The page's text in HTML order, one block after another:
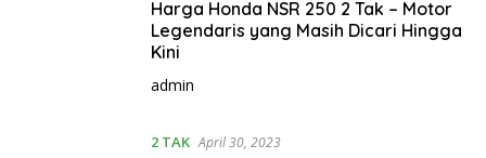
Harga Honda NSR 250 2 Tak – Motor
Legendaris yang Masih Dicari Hingga
Kini
admin
2 TAK April 30, 2023